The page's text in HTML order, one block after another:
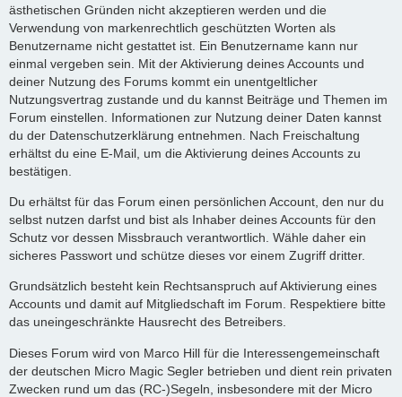
ästhetischen Gründen nicht akzeptieren werden und die
Verwendung von markenrechtlich geschützten Worten als
Benutzername nicht gestattet ist. Ein Benutzername kann nur
einmal vergeben sein. Mit der Aktivierung deines Accounts und
deiner Nutzung des Forums kommt ein unentgeltlicher
Nutzungsvertrag zustande und du kannst Beiträge und Themen im
Forum einstellen. Informationen zur Nutzung deiner Daten kannst
du der Datenschutzerklärung entnehmen. Nach Freischaltung
erhältst du eine E-Mail, um die Aktivierung deines Accounts zu
bestätigen.
Du erhältst für das Forum einen persönlichen Account, den nur du
selbst nutzen darfst und bist als Inhaber deines Accounts für den
Schutz vor dessen Missbrauch verantwortlich. Wähle daher ein
sicheres Passwort und schütze dieses vor einem Zugriff dritter.
Grundsätzlich besteht kein Rechtsanspruch auf Aktivierung eines
Accounts und damit auf Mitgliedschaft im Forum. Respektiere bitte
das uneingeschränkte Hausrecht des Betreibers.
Dieses Forum wird von Marco Hill für die Interessengemeinschaft
der deutschen Micro Magic Segler betrieben und dient rein privaten
Zwecken rund um das (RC-)Segeln, insbesondere mit der Micro